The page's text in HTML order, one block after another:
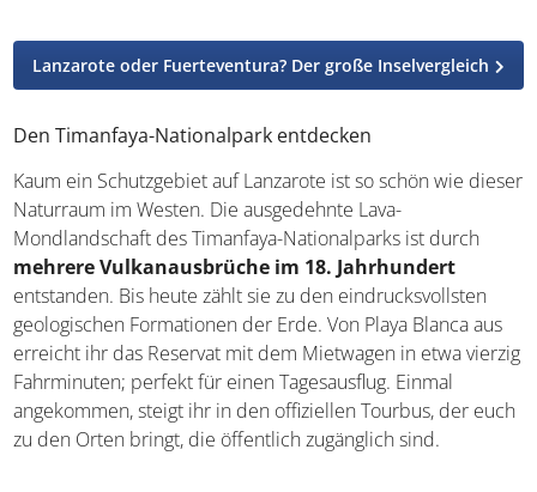
Lanzarote oder Fuerteventura? Der große Inselvergleich
Den Timanfaya-Nationalpark entdecken
Kaum ein Schutzgebiet auf Lanzarote ist so schön wie dieser
Naturraum im Westen. Die ausgedehnte Lava-
Mondlandschaft des Timanfaya-Nationalparks ist durch
mehrere Vulkanausbrüche im 18. Jahrhundert
entstanden. Bis heute zählt sie zu den eindrucksvollsten
geologischen Formationen der Erde. Von Playa Blanca aus
erreicht ihr das Reservat mit dem Mietwagen in etwa vierzig
Fahrminuten; perfekt für einen Tagesausflug. Einmal
angekommen, steigt ihr in den offiziellen Tourbus, der euch
zu den Orten bringt, die öffentlich zugänglich sind.